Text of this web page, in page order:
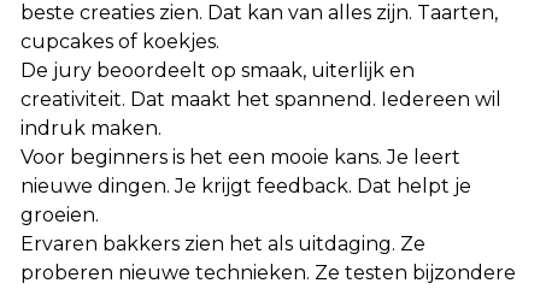
beste creaties zien. Dat kan van alles zijn. Taarten,
cupcakes of koekjes.
De jury beoordeelt op smaak, uiterlijk en
creativiteit. Dat maakt het spannend. Iedereen wil
indruk maken.
Voor beginners is het een mooie kans. Je leert
nieuwe dingen. Je krijgt feedback. Dat helpt je
groeien.
Ervaren bakkers zien het als uitdaging. Ze
proberen nieuwe technieken. Ze testen bijzondere